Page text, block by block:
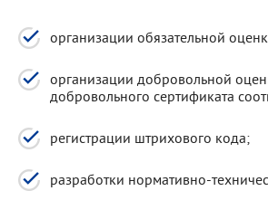
организации обязательной
организации добровольной
добровольного сертификата
регистрации штрихового кода;
разработки нормативно-